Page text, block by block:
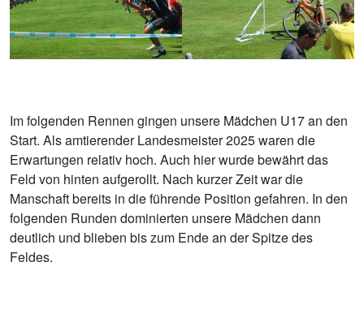
Im folgenden Rennen gingen unsere Mädchen U17 an den
Start. Als amtierender Landesmeister 2025 waren die
Erwartungen relativ hoch. Auch hier wurde bewährt das
Feld von hinten aufgerollt. Nach kurzer Zeit war die
Manschaft bereits in die führende Position gefahren. In den
folgenden Runden dominierten unsere Mädchen dann
deutlich und blieben bis zum Ende an der Spitze des
Feldes.